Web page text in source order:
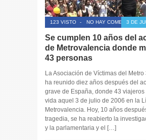
123 VISTO - NO HAY COMENTARIOS
3 DE
Se cumplen 10 años del
de Metrovalencia donde
43 personas
La Asociación de Víctimas del Metro
ha reunido diez años después del
grave de España, donde 43
vida aquel 3 de julio de 2006 en la
Metrovalencia. Hoy, 10 años
tragedia, se ha reabierto la
y la parlamentaria y el […]